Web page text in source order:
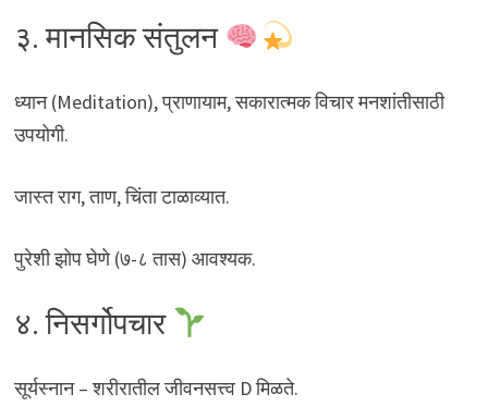
३. मानसिक संतुलन
ध्यान (Meditation), प्राणायाम, सकारात्मक विचार मनशांतीसाठी
उपयोगी.
जास्त राग, ताण, चिंता टाळाव्यात.
पुरेशी झोप घेणे (७-८ तास) आवश्यक.
४. निसर्गोपचार
सूर्यस्नान – शरीरातील जीवनसत्त्व D मिळते.